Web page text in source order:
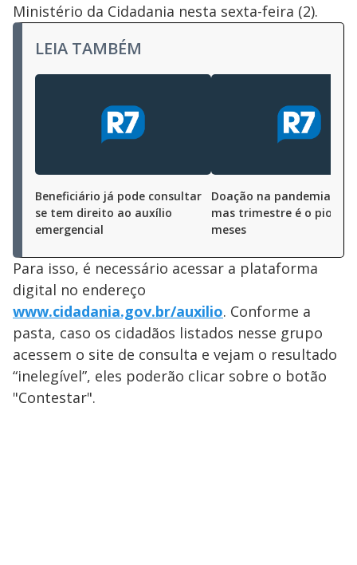
Ministério da Cidadania nesta sexta-feira (2).
LEIA TAMBÉM
Beneficiário já pode consultar
se tem direito ao auxílio
emergencial
Doação na pandemia
mas trimestre é o pior
meses
Para isso, é necessário acessar a plataforma
digital no endereço
www.cidadania.gov.br/auxilio. Conforme a
pasta, caso os cidadãos listados nesse grupo
acessem o site de consulta e vejam o resultado
“inelegível”, eles poderão clicar sobre o botão
"Contestar".